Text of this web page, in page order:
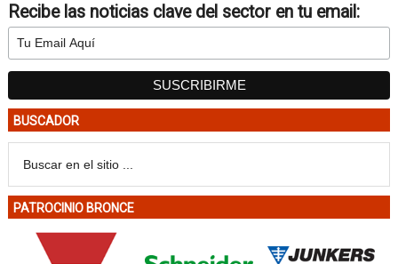
Recibe las noticias clave del sector en tu email:
BUSCADOR
PATROCINIO BRONCE